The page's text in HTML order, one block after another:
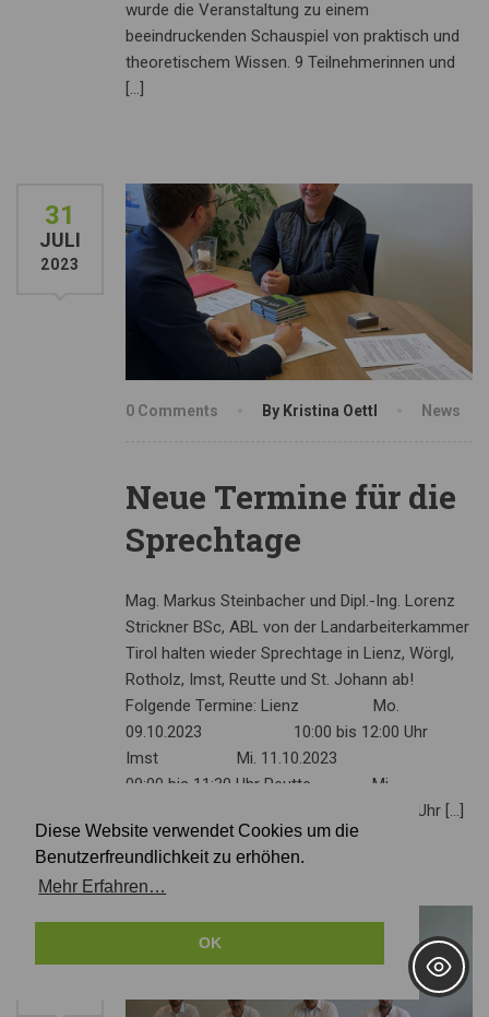
Diese Website verwendet Cookies um die
Benutzerfreundlichkeit zu erhöhen.
Mehr Erfahren…
OK
wurde die Veranstaltung zu einem
beeindruckenden Schauspiel von praktisch und
theoretischem Wissen. 9 Teilnehmerinnen und
[…]
31
JULI
2023
0 Comments By Kristina Oettl News
Neue Termine für die
Sprechtage
Mag. Markus Steinbacher und Dipl.-Ing. Lorenz
Strickner BSc, ABL von der Landarbeiterkammer
Tirol halten wieder Sprechtage in Lienz, Wörgl,
Rotholz, Imst, Reutte und St. Johann ab!
Folgende Termine: Lienz Mo.
09.10.2023 10:00 bis 12:00 Uhr
Imst Mi. 11.10.2023
09:00 bis 11:30 Uhr Reutte Mi.
11.10.2023 13:30 bis 15:30 Uhr […]
JUNI